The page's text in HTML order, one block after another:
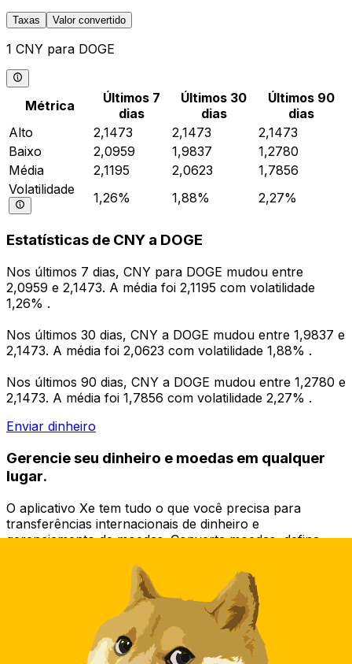
Taxas Valor convertido
1 CNY para DOGE
Métrica
Últimos 7
dias
Últimos 30
dias
Últimos 90
dias
Alto
2,1473 2,1473
2,1473
Baixo
2,0959 1,9837
1,2780
Média
2,1195 2,0623
1,7856
Volatilidade
1,26% 1,88% 2,27%
Estatísticas de CNY a DOGE
Nos últimos 7 dias, CNY para DOGE mudou entre
2,0959 e 2,1473. A média foi 2,1195 com volatilidade
1,26% .
Nos últimos 30 dias, CNY a DOGE mudou entre 1,9837 e
2,1473. A média foi 2,0623 com volatilidade 1,88% .
Nos últimos 90 dias, CNY a DOGE mudou entre 1,2780 e
2,1473. A média foi 1,7856 com volatilidade 2,27% .
Enviar dinheiro
Gerencie seu dinheiro e moedas em qualquer
lugar.
O aplicativo Xe tem tudo o que você precisa para
transferências internacionais de dinheiro e
gerenciamento de moedas. Converta moedas, defina
exterior sem taxas ocultas. Baixe hoje mesmo!